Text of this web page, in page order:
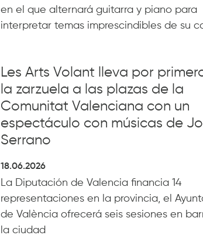
en el que alternará guitarra y piano para
interpretar temas imprescindibles de su
Les Arts Volant lleva por
la zarzuela a las plazas de la
Comunitat Valenciana con un
espectáculo con músicas de
Serrano
18.06.2026
La Diputación de Valencia financia 14
representaciones en la provincia, el
de València ofrecerá seis sesiones en
la ciudad